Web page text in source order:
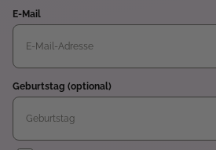
E-Mail
Geburtstag (optional)